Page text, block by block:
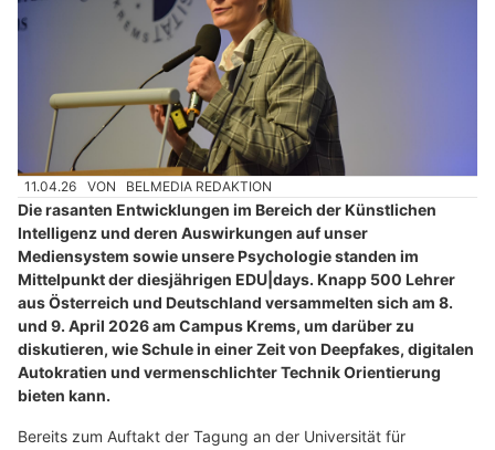
11.04.26 VON BELMEDIA REDAKTION
Die rasanten Entwicklungen im Bereich der Künstlichen
Intelligenz und deren Auswirkungen auf unser
Mediensystem sowie unsere Psychologie standen im
Mittelpunkt der diesjährigen EDU|days. Knapp 500 Lehrer
aus Österreich und Deutschland versammelten sich am 8.
und 9. April 2026 am Campus Krems, um darüber zu
diskutieren, wie Schule in einer Zeit von Deepfakes, digitalen
Autokratien und vermenschlichter Technik Orientierung
bieten kann.
Bereits zum Auftakt der Tagung an der Universität für